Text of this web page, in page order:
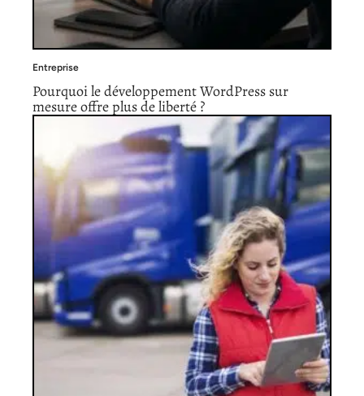
Entreprise
Pourquoi le développement WordPress sur
mesure offre plus de liberté ?